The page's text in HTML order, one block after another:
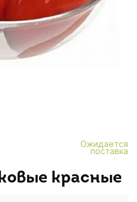
Ожидается
поставка
красные